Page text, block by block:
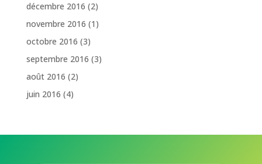
décembre 2016 (2)
novembre 2016 (1)
octobre 2016 (3)
septembre 2016 (3)
août 2016 (2)
juin 2016 (4)